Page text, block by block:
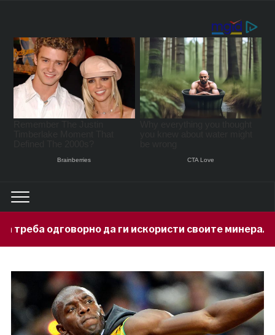
да ги искористи своите минерални богатства